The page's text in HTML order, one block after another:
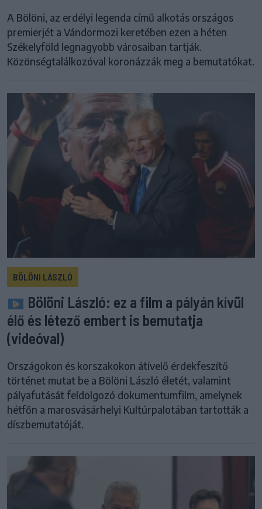
A Bölöni, az erdélyi legenda című alkotás országos
premierjét a Vándormozi keretében ezen a héten
Székelyföld legnagyobb városaiban tartják.
Közönségtalálkozóval koronázzák meg a bemutatókat.
BÖLÖNI LÁSZLÓ
Bölöni László: ez a film a pályán kívül
élő és létező embert is bemutatja
(videóval)
Országokon és korszakokon átívelő érdekfeszítő
történet mutat be a Bölöni László életét, valamint
pályafutását feldolgozó dokumentumfilm, amelynek
hétfőn a marosvásárhelyi Kultúrpalotában tartották a
díszbemutatóját.